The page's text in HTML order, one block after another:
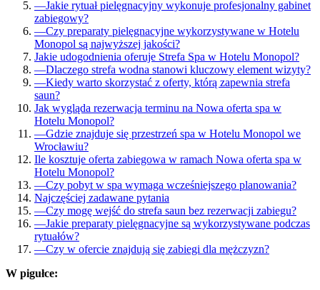
—Jakie rytuał pielęgnacyjny wykonuje profesjonalny gabinet
zabiegowy?
—Czy preparaty pielęgnacyjne wykorzystywane w Hotelu
Monopol są najwyższej jakości?
Jakie udogodnienia oferuje Strefa Spa w Hotelu Monopol?
—Dlaczego strefa wodna stanowi kluczowy element wizyty?
—Kiedy warto skorzystać z oferty, którą zapewnia strefa
saun?
Jak wygląda rezerwacja terminu na Nowa oferta spa w
Hotelu Monopol?
—Gdzie znajduje się przestrzeń spa w Hotelu Monopol we
Wrocławiu?
Ile kosztuje oferta zabiegowa w ramach Nowa oferta spa w
Hotelu Monopol?
—Czy pobyt w spa wymaga wcześniejszego planowania?
Najczęściej zadawane pytania
—Czy mogę wejść do strefa saun bez rezerwacji zabiegu?
—Jakie preparaty pielęgnacyjne są wykorzystywane podczas
rytuałów?
—Czy w ofercie znajdują się zabiegi dla mężczyzn?
W pigułce: